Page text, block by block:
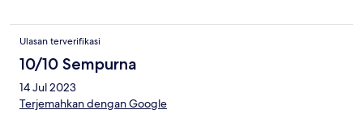
Ulasan terverifikasi
10/10 Sempurna
14 Jul 2023
Terjemahkan dengan Google